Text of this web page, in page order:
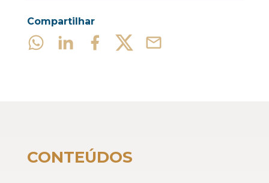
Compartilhar
CONTEÚDOS